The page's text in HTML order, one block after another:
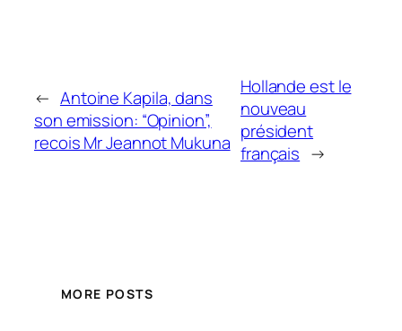
← Antoine Kapila, dans
son emission: “Opinion”,
recois Mr Jeannot Mukuna
Hollande est le
nouveau
président
français →
MORE POSTS